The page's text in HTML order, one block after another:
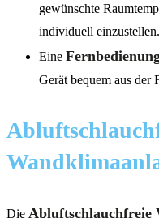
gewünschte
individuell einzustellen.
Eine
Gerät bequem aus der
Die Abluftschlauchfreie